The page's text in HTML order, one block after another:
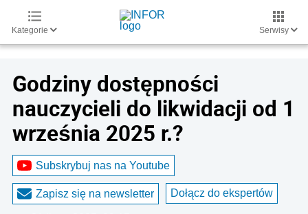
Kategorie Serwisy
Godziny dostępności
nauczycieli do likwidacji od 1
września 2025 r.?
Subskrybuj nas na Youtube
Zapisz się na newsletter Dołącz do ekspertów